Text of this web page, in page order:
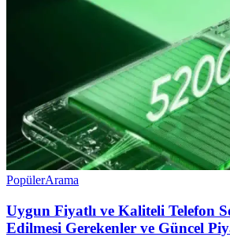
PopülerArama
Uygun Fiyatlı ve Kaliteli Telefon
Edilmesi Gerekenler ve Güncel